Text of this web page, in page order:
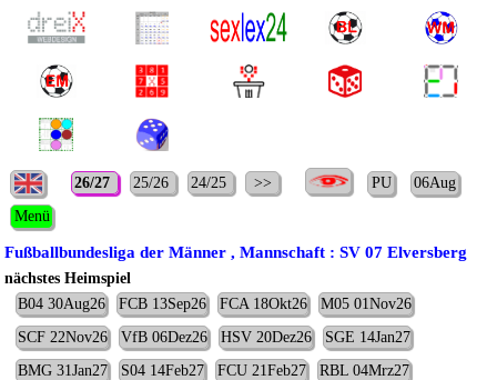
26/27 25/26 24/25 >> PU
06Aug
Menü
Fußballbundesliga der Männer , Mannschaft : SV 07 Elversberg
nächstes Heimspiel
B04 30Aug26
FCB 13Sep26 FCA 18Okt26
M05 01Nov26
SCF 22Nov26
VfB 06Dez26 HSV 20Dez26
SGE 14Jan27
BMG 31Jan27
S04 14Feb27 FCU 21Feb27
RBL 04Mrz27